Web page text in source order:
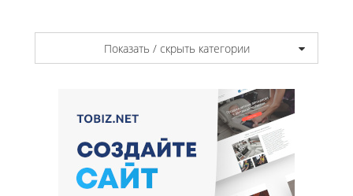
Показать / скрыть категории